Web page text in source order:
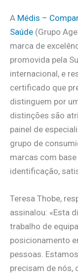
A Médis –
Saúde (Grupo
marca de
promovida pela
internacional, e
certificado que
distinguem por
distinções são
painel de
grupo de
marcas com
identificação,
Teresa Thobe,
assinalou: «Esta
trabalho de
posicionamento
pessoas.
precisam de nós,